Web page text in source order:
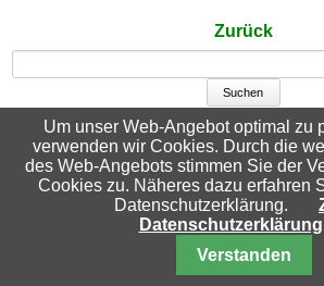
Zurück
Suchbegriffe
Um unser Web-Angebot optimal zu
verwenden wir Cookies. Durch die
des Web-Angebots stimmen Sie der
Cookies zu. Näheres dazu erfahren
Datenschutzerklärung.
Datenschutzerklärung
Verstanden